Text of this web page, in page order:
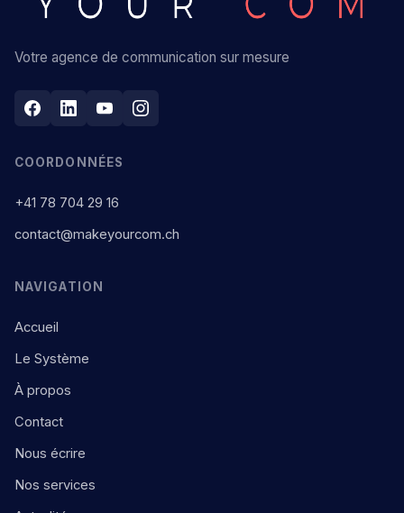
Votre agence de communication sur mesure
COORDONNÉES
+41 78 704 29 16
contact@makeyourcom.ch
NAVIGATION
Accueil
Le Système
À propos
Contact
Nous écrire
Nos services